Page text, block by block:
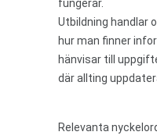
fungerar.
Utbildning handlar
hur man finner
hänvisar till
där allting
Relevanta